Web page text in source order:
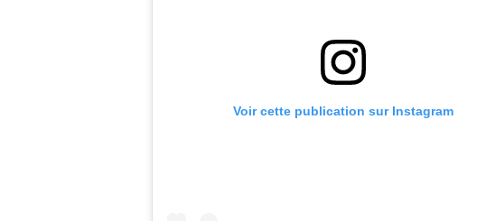
Voir cette publication sur Instagram